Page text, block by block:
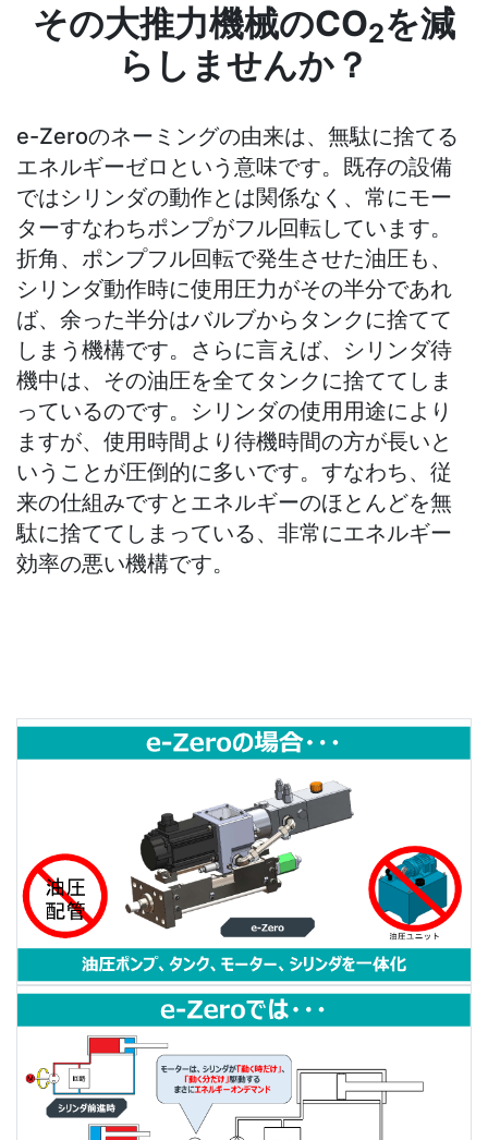
その大推力機械のCO2を減
らしませんか？
e-Zeroのネーミングの由来は、無駄に捨てる
エネルギーゼロという意味です。既存の設備
ではシリンダの動作とは関係なく、常にモー
ターすなわちポンプがフル回転しています。
折角、ポンプフル回転で発生させた油圧も、
シリンダ動作時に使用圧力がその半分であれ
ば、余った半分はバルブからタンクに捨てて
しまう機構です。さらに言えば、シリンダ待
機中は、その油圧を全てタンクに捨ててしま
っているのです。シリンダの使用用途により
ますが、使用時間より待機時間の方が長いと
いうことが圧倒的に多いです。すなわち、従
来の仕組みですとエネルギーのほとんどを無
駄に捨ててしまっている、非常にエネルギー
効率の悪い機構です。